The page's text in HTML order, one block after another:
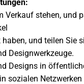
Verkauf stehen, und
und teilen Sie
Designwerkzeuge.
Designs in
sozialen